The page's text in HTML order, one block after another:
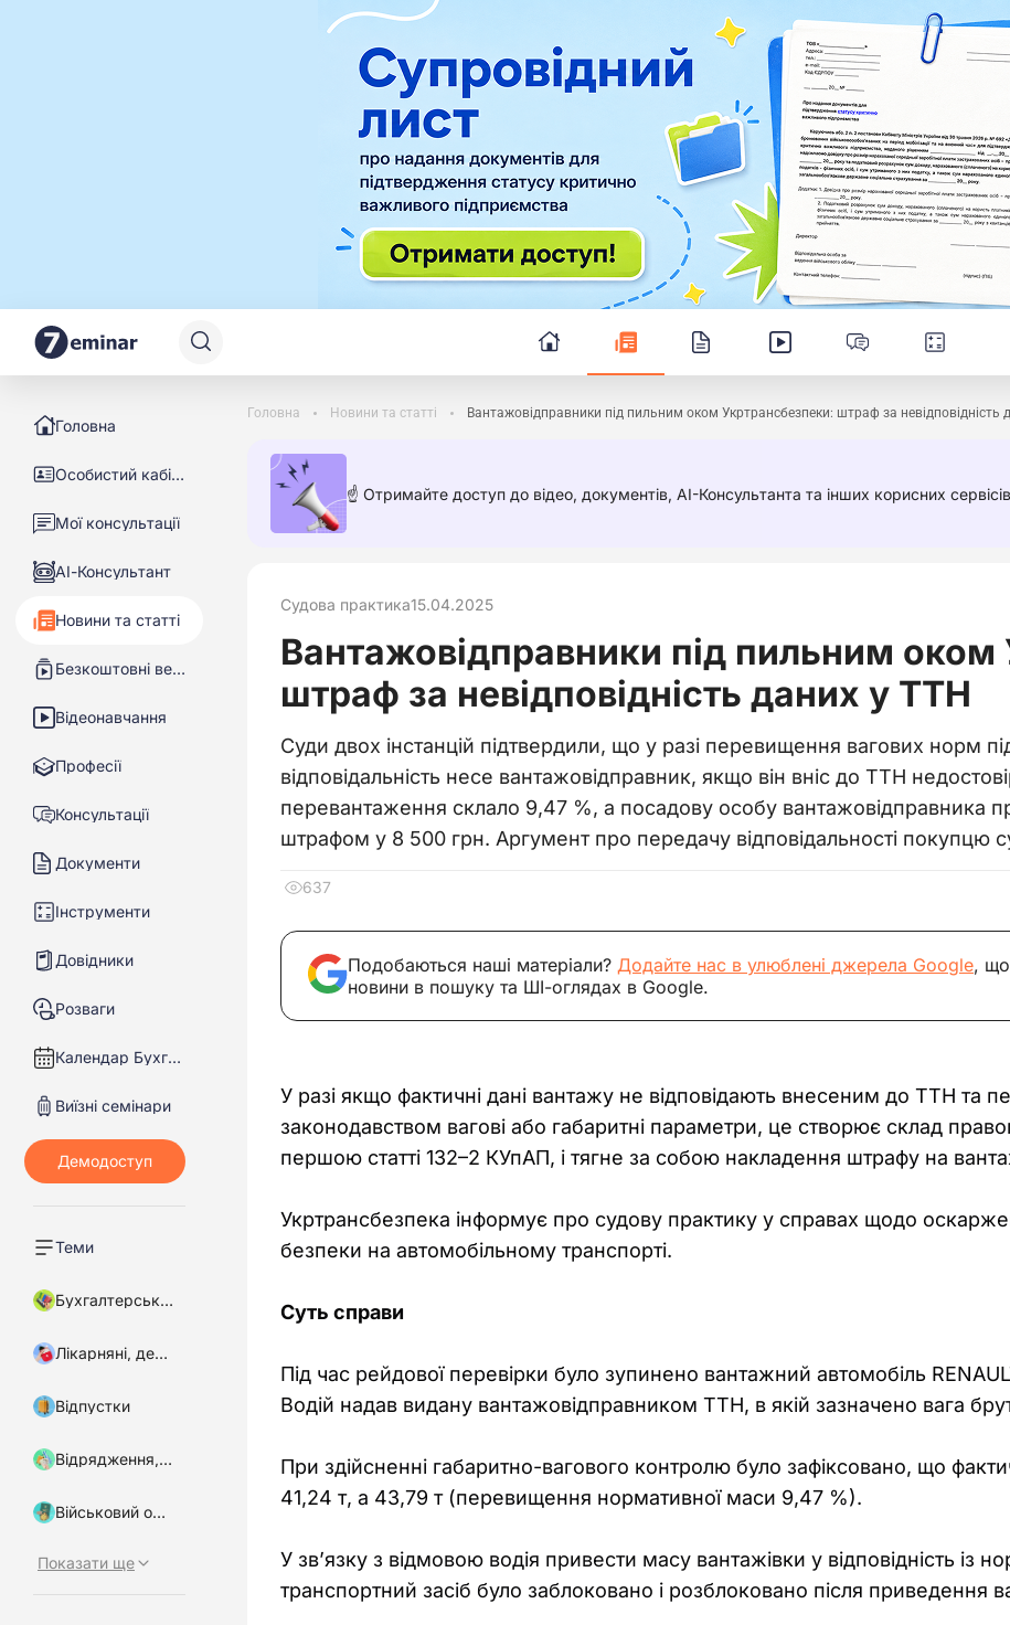
Головна
Особистий кабінет
Мої консультації
АІ-Консультант
Новини та статті
Безкоштовні вебінари
Відеонавчання
Професії
Консультації
Документи
Інструменти
Довідники
Розваги
Календар Бухгалтера
Виїзні семінари
Теми
Бухгалтерський облік
Лікарняні, декретні
Відпустки
Відрядження, підзвітні кошти
Військовий облік, бронювання
Показати ще
Головна Новини та статті Вантажовідправники під пильним оком Укртрансбезпеки: штраф за невідповідність
☝️ Отримайте доступ до відео, документів, AI-Консультанта та інших корисних
Судова практика15.04.2025
Вантажовідправники під пильним оком
штраф за невідповідність даних у ТТН
Суди двох інстанцій підтвердили, що у разі перевищення вагових норм
відповідальність несе вантажовідправник, якщо він вніс до ТТН
перевантаження склало 9,47 %, а посадову особу вантажовідправника
штрафом у 8 500 грн. Аргумент про передачу відповідальності покупцю
637
Подобаються наші матеріали? Додайте нас в улюблені джерела Google,
новини в пошуку та ШІ-оглядах в Google.
У разі якщо фактичні дані вантажу не відповідають внесеним до ТТН та
законодавством вагові або габаритні параметри, це створює склад
першою статті 132–2 КУпАП, і тягне за собою накладення штрафу на
Укртрансбезпека інформує про судову практику у справах щодо
безпеки на автомобільному транспорті.
Суть справи
Під час рейдової перевірки було зупинено вантажний автомобіль
Водій надав видану вантажовідправником ТТН, в якій зазначено вага
При здійсненні габаритно-вагового контролю було зафіксовано, що
41,24 т, а 43,79 т (перевищення нормативної маси 9,47 %).
У зв’язку з відмовою водія привести масу вантажівки у відповідність із
транспортний засіб було заблоковано і розблоковано після приведення